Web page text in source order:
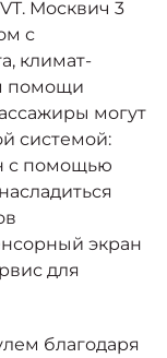
Москвич 3
с
климат-
помощи
могут
системой:
с помощью
экран
для
благодаря